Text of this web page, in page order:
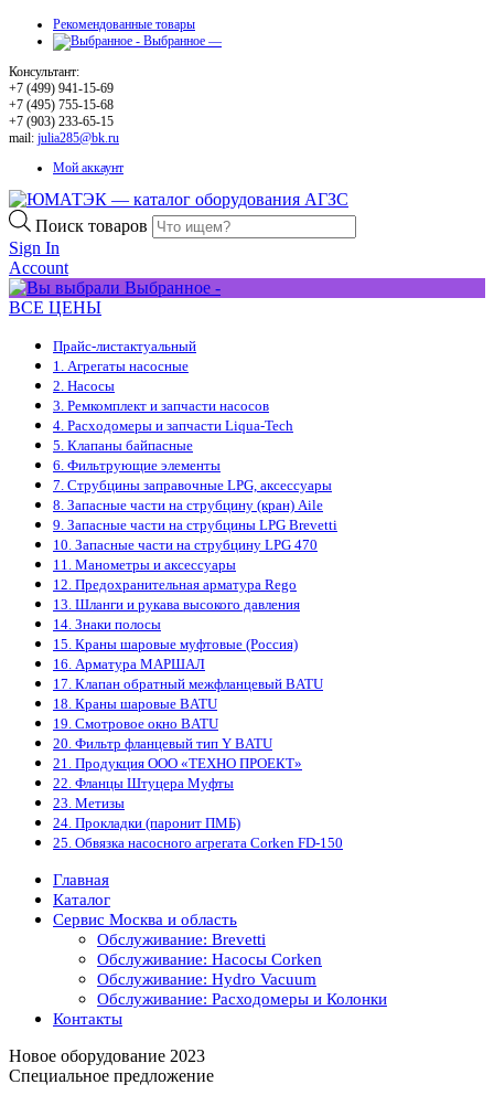
Рекомендованные товары
Выбранное —
Консультант:
+7 (499) 941-15-69
+7 (495) 755-15-68
+7 (903) 233-65-15
mail: julia285@bk.ru
Мой аккаунт
Поиск товаров
Sign In
Account
Выбранное -
ВСЕ ЦЕНЫ
Прайс-листактуальный
1. Агрегаты насосные
2. Насосы
3. Ремкомплект и запчасти насосов
4. Расходомеры и запчасти Liqua-Tech
5. Клапаны байпасные
6. Фильтрующие элементы
7. Струбцины заправочные LPG, аксессуары
8. Запасные части на струбцину (кран) Aile
9. Запасные части на струбцины LPG Brevetti
10. Запасные части на струбцину LPG 470
11. Манометры и аксессуары
12. Предохранительная арматура Rego
13. Шланги и рукава высокого давления
14. Знаки полосы
15. Краны шаровые муфтовые (Россия)
16. Арматура МАРШАЛ
17. Клапан обратный межфланцевый BATU
18. Краны шаровые BATU
19. Смотровое окно BATU
20. Фильтр фланцевый тип Y BATU
21. Продукция ООО «ТЕХНО ПРОЕКТ»
22. Фланцы Штуцера Муфты
23. Метизы
24. Прокладки (паронит ПМБ)
25. Обвязка насосного агрегата Corken FD-150
Главная
Каталог
Сервис Москва и область
Обслуживание: Brevetti
Обслуживание: Насосы Corken
Обслуживание: Hydro Vacuum
Обслуживание: Расходомеры и Колонки
Контакты
Новое оборудование 2023
Специальное предложение